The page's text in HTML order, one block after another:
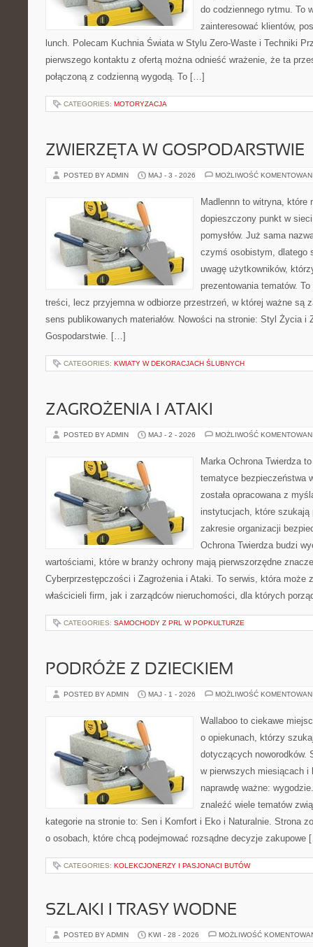
do codziennego rytmu. To
zainteresować klientów,
lunch. Polecam Kuchnia Świata w Stylu Zero-Waste i Techniki
pierwszego kontaktu z ofertą można odnieść wrażenie, że ta
połączoną z codzienną wygodą. To […]
CATEGORIES: MOTORYZACJA
ZWIERZĘTA W GOSPODARSTWIE
POSTED BY ADMIN MAJ - 3 - 2026 MOŻLIWOŚĆ
Madlennn to witryna, które
dopieszczony punkt w
pomysłów. Już sama
czymś osobistym, dlatego
uwagę użytkowników,
prezentowania tematów.
treści, lecz przyjemna w odbiorze przestrzeń, w której ważne są
sens publikowanych materiałów. Nowości na stronie: Styl Życia i
Gospodarstwie. […]
CATEGORIES: KWIATY W DEKORACJACH ŚLUBNYCH
ZAGROŻENIA I ATAKI
POSTED BY ADMIN MAJ - 2 - 2026 MOŻLIWOŚĆ
Marka Ochrona Twierdza
tematyce bezpieczeństwa
została opracowana z
instytucjach, które szukają
zakresie organizacji
Ochrona Twierdza budzi
wartościami, które w branży ochrony mają pierwszorzędne
Cyberprzestępczości i Zagrożenia i Ataki. To serwis, która może
właścicieli firm, jak i zarządców nieruchomości, dla których
CATEGORIES: SAMOCHODY Z PRL W POPKULTURZE
PODRÓŻE Z DZIECKIEM
POSTED BY ADMIN MAJ - 1 - 2026 MOŻLIWOŚĆ
Wallaboo to ciekawe
o opiekunach, którzy
dotyczących noworodków.
w pierwszych miesiącach
naprawdę ważne:
znaleźć wiele tematów
kategorie na stronie to: Sen i Komfort i Eko i Naturalnie. Strona
o osobach, które chcą podejmować rozsądne decyzje zakupowe
CATEGORIES: KOLEKCJONERZY I PASJONACI BUTÓW
SZLAKI I TRASY WODNE
POSTED BY ADMIN KWI - 28 - 2026 MOŻLIWOŚĆ